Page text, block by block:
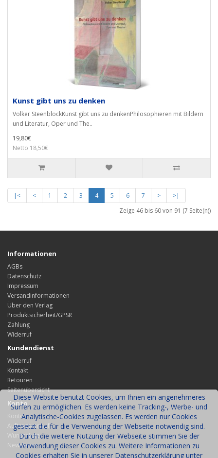
Diese Website benutzt Cookies, um Ihnen ein angenehmeres
Surfen zu ermöglichen. Es werden keine Tracking-, Werbe- und
Analytische-Cookies zugelassen. Es werden nur Cookies
gesetzt die für die Verwendung der Webseite notwendig sind.
Durch die weitere Nutzung der Webseite stimmen Sie der
Verwendung dieser Cookies zu. Weitere Informationen zu
Cookies erhalten Sie in unserer Datenschutzerklärung unter
Kunst gibt uns zu denken
Volker SteenblockKunst gibt uns zu denkenPhilosophieren mit Bildern
und Literatur, Oper und The..
19,80€
Netto 18,50€
|< < 1 2 3 4 5 6 7 >
>|
Zeige 46 bis 60 von 91 (7 Seite(n))
Informationen
AGBs
Datenschutz
Impressum
Versandinformationen
Über den Verlag
Produktsicherheit/GPSR
Zahlung
Widerruf
Kundendienst
Widerruf
Kontakt
Retouren
Seitenübersicht
Konto
Konto
Auftragsverlauf
Wunschliste
Newsletter